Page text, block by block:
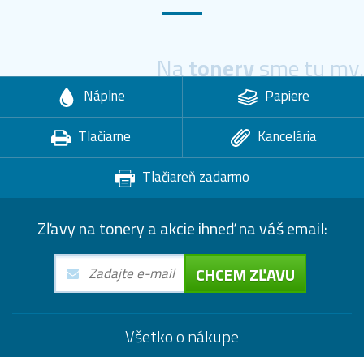
Natonerysme tu my.
Náplne
Papiere
Tlačiarne
Kancelária
Tlačiareň zadarmo
Zľavy na tonery a akcie ihneď na váš email:
CHCEM ZĽAVU
Všetko o nákupe